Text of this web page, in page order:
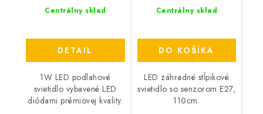
Centrálny sklad
DETAIL
1W LED podlahové
svietidlo vybavené LED
diódami prémiovej kvality.
Centrálny sklad
DO KOŠÍKA
LED záhradné stĺpikové
svietidlo so senzorom E27,
110cm.